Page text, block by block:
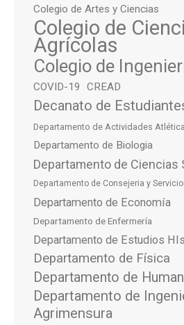
Colegio de Artes y Ciencias
Colegio de
Agrícolas
Colegio de
COVID-19 CREAD
Decanato de
Departamento de Actividades
Departamento de Biologia
Departamento de Ciencias
Departamento de Consejeria y
Departamento de Economía
Departamento de Enfermería
Departamento de Estudios
Departamento de Física
Departamento de
Departamento de
Agrimensura